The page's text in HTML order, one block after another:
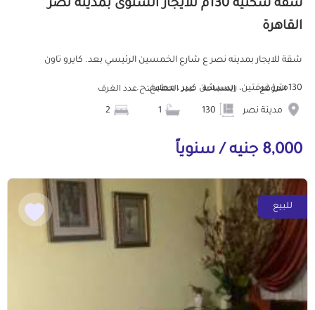
شقة سكنية 130م للايجار السنوى بمدينة نصر
القاهرة
شقة للايجار بمدينه نصر ع شارع الخمسين الرئيسي بعد. كايرو تاون
130متر( غرفتين، ريسبشن كبير ، مطبخ، ح... الموقع
مدينة نصر
المساحة عدد الحمامات عدد الغرف
8,000 جنيه / سنوياً
للبيع